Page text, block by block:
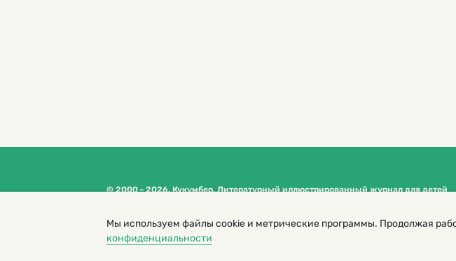
© 2000 – 2026. Кукумбер. Литературный иллюстрированный журнал для детей
Политика конфиденциальности
Мы используем файлы cookie и метрические программы. Продолжая
конфиденциальности